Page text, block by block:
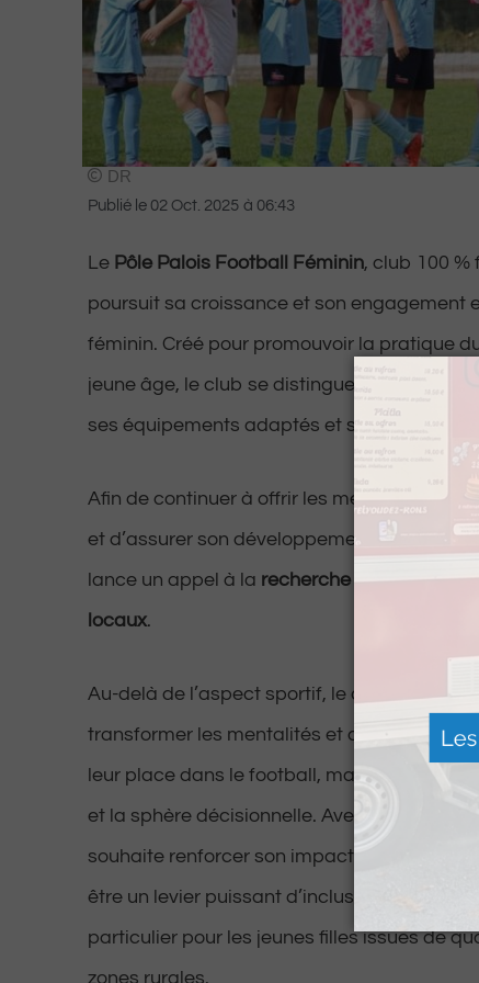
DR
Publié le 02 Oct. 2025 à 06:43
Le Pôle Palois Football Féminin, club 100 %
poursuit sa croissance et son engagement
féminin. Créé pour promouvoir la pratique
jeune âge, le club se distingue par son
ses équipements adaptés et ses
Afin de continuer à offrir les meilleures
et d’assurer son développement, le Pôle
lance un appel à la recherche de sponsors
locaux.
Au-delà de l’aspect sportif, le club porte
transformer les mentalités et affirmer que
leur place dans le football, mais également
et la sphère décisionnelle. Avec le soutien
souhaite renforcer son impact et démontrer
être un levier puissant d’inclusion et de
particulier pour les jeunes filles issues de
zones rurales.